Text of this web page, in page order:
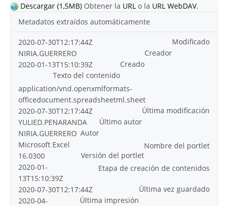
Descargar (1,5MB) Obtener la URL o la URL WebDAV.
Metadatos extraídos automáticamente
Modificado
2020-07-30T12:17:44Z
Creador
NIRIA.GUERRERO
Creado
2020-01-13T15:10:39Z
Texto del contenido
application/vnd.openxmlformats-
officedocument.spreadsheetml.sheet
Última modificación
2020-07-30T12:17:44Z
Último autor
YULIED.PENARANDA
Autor
NIRIA.GUERRERO
Nombre del portlet
Microsoft Excel
Versión del portlet
16.0300
Etapa de creación de contenidos
2020-01-
13T15:10:39Z
Última vez guardado
2020-07-30T12:17:44Z
Última impresión
2020-04-